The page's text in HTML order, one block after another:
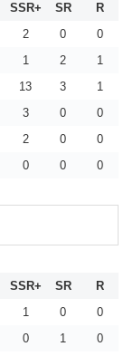
SSR+ SR
R
2 0
0
1 2
1
13 3
1
3 0
0
2 0
0
0 0 0
SSR+ SR
R
1 0
0
0 1
0